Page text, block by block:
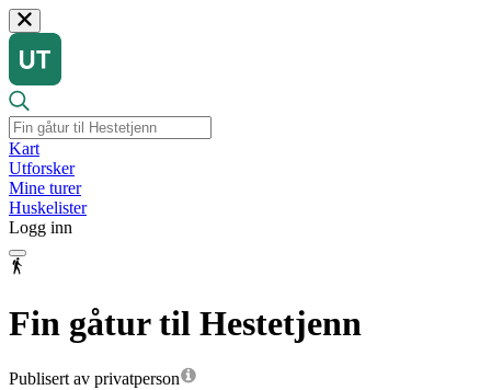
Kart
Utforsker
Mine turer
Huskelister
Logg inn
Fin gåtur til Hestetjenn
Publisert av privatperson